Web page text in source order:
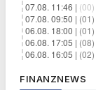
07.08. 11:46 | (00)
07.08. 09:50 | (01)
06.08. 18:00 | (01)
06.08. 17:05 | (08)
06.08. 16:05 | (02)
FINANZNEWS